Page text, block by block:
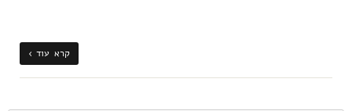
קרא עוד ›